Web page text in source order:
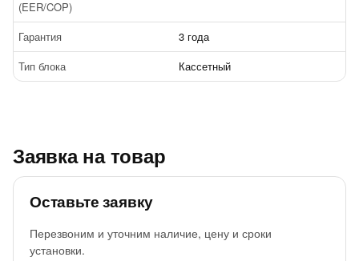
(EER/COP)
Гарантия
3 года
Тип блока
Кассетный
Заявка на товар
Оставьте заявку
Перезвоним и уточним наличие, цену и сроки
установки.